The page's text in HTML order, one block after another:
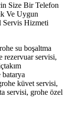
Size Bir Telefon
Ve Uygun
Servis Hizmeti
su boşaltma
rezervuar servisi,
küvet servisi,
servisi, grohe özel